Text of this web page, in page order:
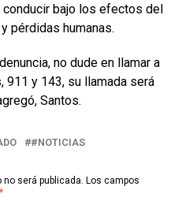
conducir bajo los efectos del
pérdidas humanas.
no dude en llamar a
y 143, su llamada será
Santos.
#NOTICIAS
será publicada. Los campos
*